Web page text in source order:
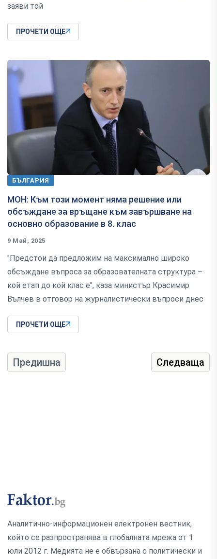
заяви той
ПРОЧЕТИ ОЩЕ
БЪЛГАРИЯ
МОН: Към този момент няма решение или
обсъждане за връщане към завършване на
основно образование в 8. клас
9 Май, 2025
"Предстои да предложим на максимално широко
обсъждане въпроса за образователната структура –
кой етап до кой клас е", каза министър Красимир
Вълчев в отговор на журналистически въпроси днес
ПРОЧЕТИ ОЩЕ
Предишна Следваща
Аналитично-информационен електронен вестник,
който се разпространява в глобалната мрежа от 1
юли 2012 г. Медията не е обвързана с политически и